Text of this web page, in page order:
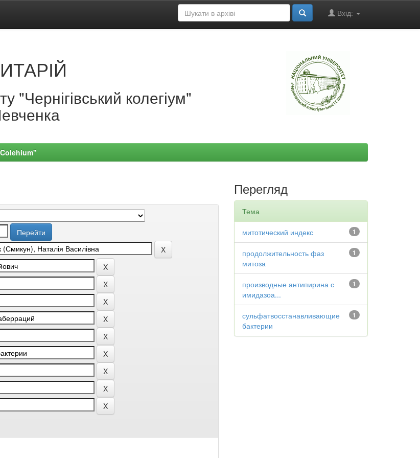
Вхід:
"Чернігівський колегіум"
Перегляд
Тема
1
митотический индекс
1
продолжительность фаз
митоза
1
производные антипирина с
имидазоа...
1
сульфатвосстанавливающие
бактерии